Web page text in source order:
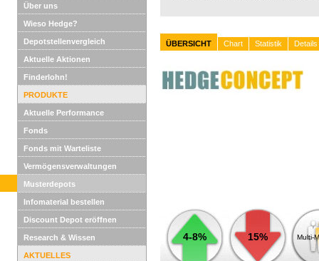
Über uns
Wieso Hedge?
Depotstellenvergleich
Aktuelle Aktionen
Finderlohn!
PRODUKTE
Aktuelle Performance
Fonds
Fonds mit Warteliste
Vermögensverwaltungen
Musterdepots
Infomaterial bestellen
Discount Depot eröffnen
Research & Wissen
AKTUELLES
ÜBERSICHT Chart Statistik Details
4-8% 15% Multi-